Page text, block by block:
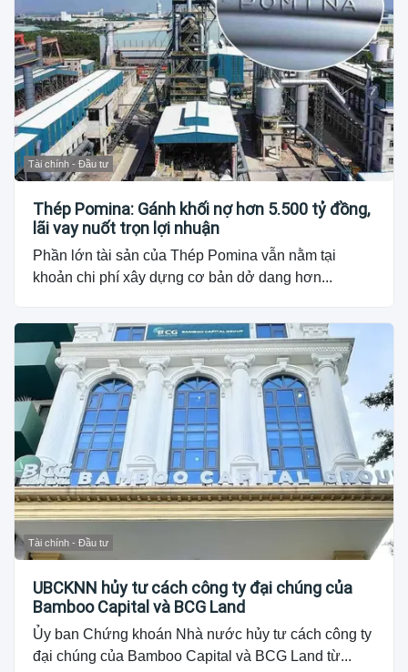
Tài chính - Đầu tư
Thép Pomina: Gánh khối nợ hơn 5.500 tỷ đồng,
lãi vay nuốt trọn lợi nhuận
Phần lớn tài sản của Thép Pomina vẫn nằm tại
khoản chi phí xây dựng cơ bản dở dang hơn...
Tài chính - Đầu tư
UBCKNN hủy tư cách công ty đại chúng của
Bamboo Capital và BCG Land
Ủy ban Chứng khoán Nhà nước hủy tư cách công ty
đại chúng của Bamboo Capital và BCG Land từ...